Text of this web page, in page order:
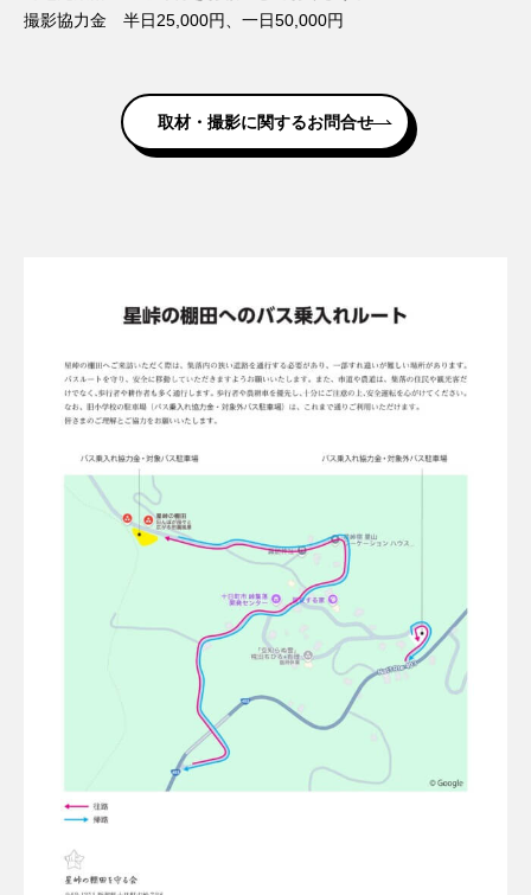
撮影協力金 半日25,000円、一日50,000円
取材・撮影に関するお問合せ